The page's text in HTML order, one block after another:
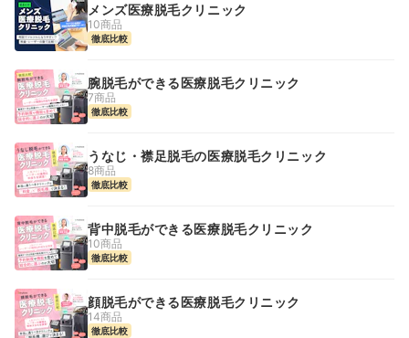
メンズ医療脱毛クリニック
10商品
徹底比較
腕脱毛ができる医療脱毛クリニック
7商品
徹底比較
うなじ・襟足脱毛の医療脱毛クリニック
8商品
徹底比較
背中脱毛ができる医療脱毛クリニック
10商品
徹底比較
顔脱毛ができる医療脱毛クリニック
14商品
徹底比較